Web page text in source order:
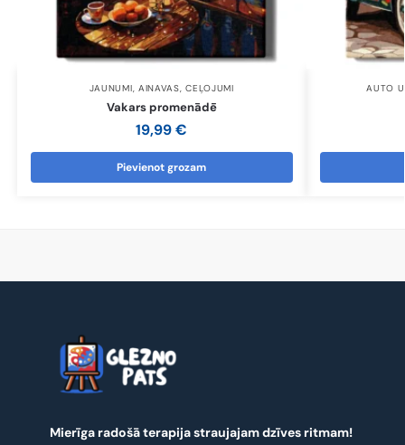
JAUNUMI, AINAVAS,CEĻOJUMI
Vakars promenādē
19,99€
Pievienot grozam
AUTO
Mierīga radošā terapija straujajam dzīves ritmam!